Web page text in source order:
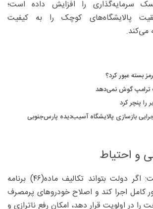
سرمایه‌گذاری را افزایش داده است؛
پالایشگاه‌های کوچک را به کیفیت
می‌کند.
بسته عبور کرد؟
ترامپ گوش نمی‌دهد
را پنچر کرد
اجرایی بازسازی پالایشگاه آسیب‌دیده پارس‌جنوبی
و احتیاط
عاشوری معتقد است: اگر دولت بتواند تکالیف ماده(۴۶) برنامه
کامل اجرا کند و اصلاح خودروهای پرمصرف
در اولویت قرار دهد، امکان رفع ناترازی و